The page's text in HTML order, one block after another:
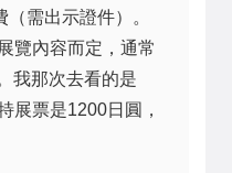
需出示證件）。
覽內容而定，通常
我那次去看的是
展票是1200日圓，